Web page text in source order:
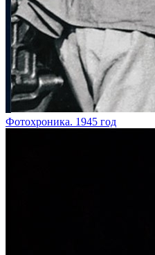
Фотохроника. 1945 год